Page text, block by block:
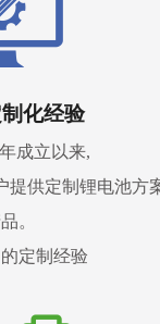
化经验
成立以来,
提供定制锂电池方
。
定制经验